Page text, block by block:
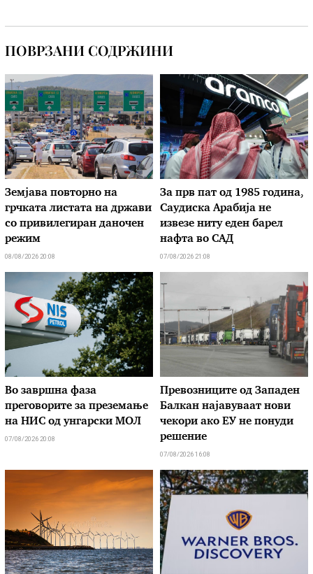
ПОВРЗАНИ СОДРЖИНИ
Земјава повторно на
грчката листата на држави
со привилегиран даночен
режим
08/08/2026 20:08
За прв пат од 1985 година,
Саудиска Арабија не
извезе ниту еден барел
нафта во САД
07/08/2026 21:08
Во завршна фаза
преговорите за преземање
на НИС од унгарски МОЛ
07/08/2026 20:08
Превозниците од Западен
Балкан најавуваат нови
чекори ако ЕУ не понуди
решение
07/08/2026 16:08